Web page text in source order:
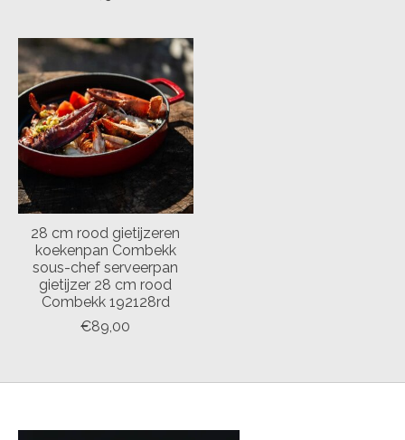
28 cm rood gietijzeren
koekenpan Combekk
sous-chef serveerpan
gietijzer 28 cm rood
Combekk 192128rd
€89,00